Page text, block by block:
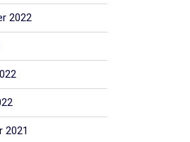
2022
2021